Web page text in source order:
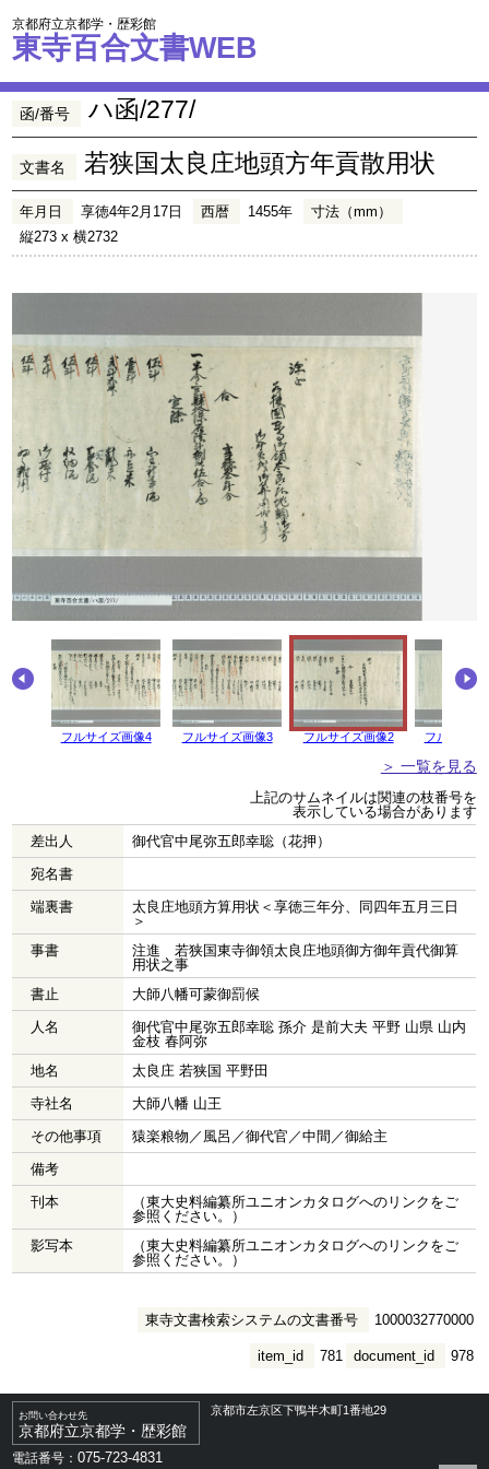
京都府立京都学・歴彩館
東寺百合文書WEB
函/番号 ハ函/277/
文書名 若狭国太良庄地頭方年貢散用状
年月日 享徳4年2月17日 西暦 1455年
寸法（mm）
縦273 x 横2732
フルサイズ画像4 フルサイズ画像3 フルサイズ画像2 フルサイズ
＞ 一覧を見る
上記のサムネイルは関連の枝番号を
表示している場合があります
差出人
御代官中尾弥五郎幸聡（花押）
宛名書
端裏書
太良庄地頭方算用状＜享徳三年分、同四年五月三日
＞
事書
注進 若狭国東寺御領太良庄地頭御方御年貢代御算
用状之事
書止
大師八幡可蒙御罰候
人名
御代官中尾弥五郎幸聡 孫介 是前大夫 平野 山県 山内
金枝 春阿弥
地名
太良庄 若狭国 平野田
寺社名
大師八幡 山王
その他事項
猿楽粮物／風呂／御代官／中間／御給主
備考
刊本
（東大史料編纂所ユニオンカタログへのリンクをご
参照ください。）
影写本
（東大史料編纂所ユニオンカタログへのリンクをご
参照ください。）
東寺文書検索システムの文書番号 1000032770000
document_id 978
item_id 781
お問い合わせ先
京都府立京都学・歴彩館
京都市左京区下鴨半木町1番地29
電話番号：075-723-4831